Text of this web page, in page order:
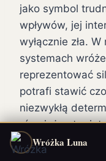
jako symbol
wpływów, jej
wyłącznie zła.
systemach
reprezentować
potrafi stawić
niezwykłą
również ostrą
myślenie i
trudnych, ale
Wróżka Luna